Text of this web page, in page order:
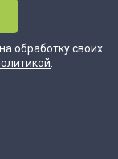
обработку своих